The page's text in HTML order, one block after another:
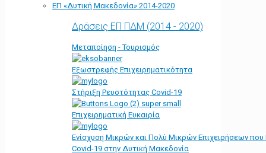
ΕΠ «Δυτική Μακεδονία» 2014-2020
Δράσεις ΕΠ ΠΔΜ (2014 - 2020)
Μεταποίηση - Τουρισμός
Εξωστρεφής Επιχειρηματικότητα
Στήριξη Ρευστότητας Covid-19
Επιχειρηματική Ευκαιρία
Ενίσχυση Μικρών και Πολύ Μικρών Επιχειρήσεων
Covid-19 στην Δυτική Μακεδονία